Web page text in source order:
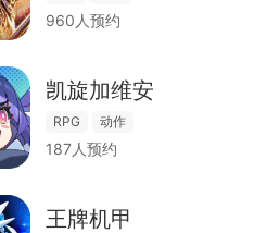
960人预约
凯旋加维安
RPG 动作
187人预约
王牌机甲